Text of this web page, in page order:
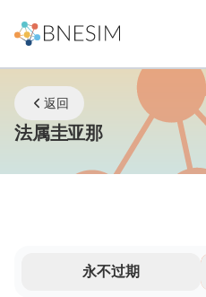
返回
法属圭亚那eSIM | 无论
永不过期